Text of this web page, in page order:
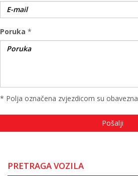
Poruka *
* Polja označena zvjezdicom su obavezna
PRETRAGA VOZILA